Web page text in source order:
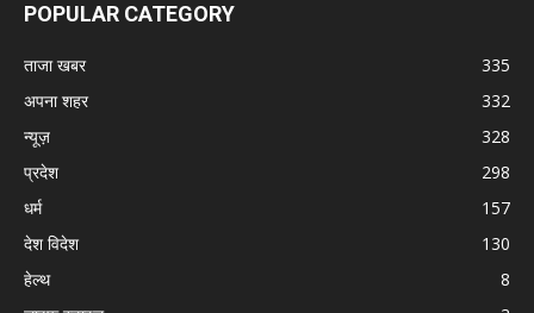
POPULAR CATEGORY
ताजा खबर
335
अपना शहर
332
न्यूज़
328
प्रदेश
298
धर्म
157
देश विदेश
130
हेल्थ
8